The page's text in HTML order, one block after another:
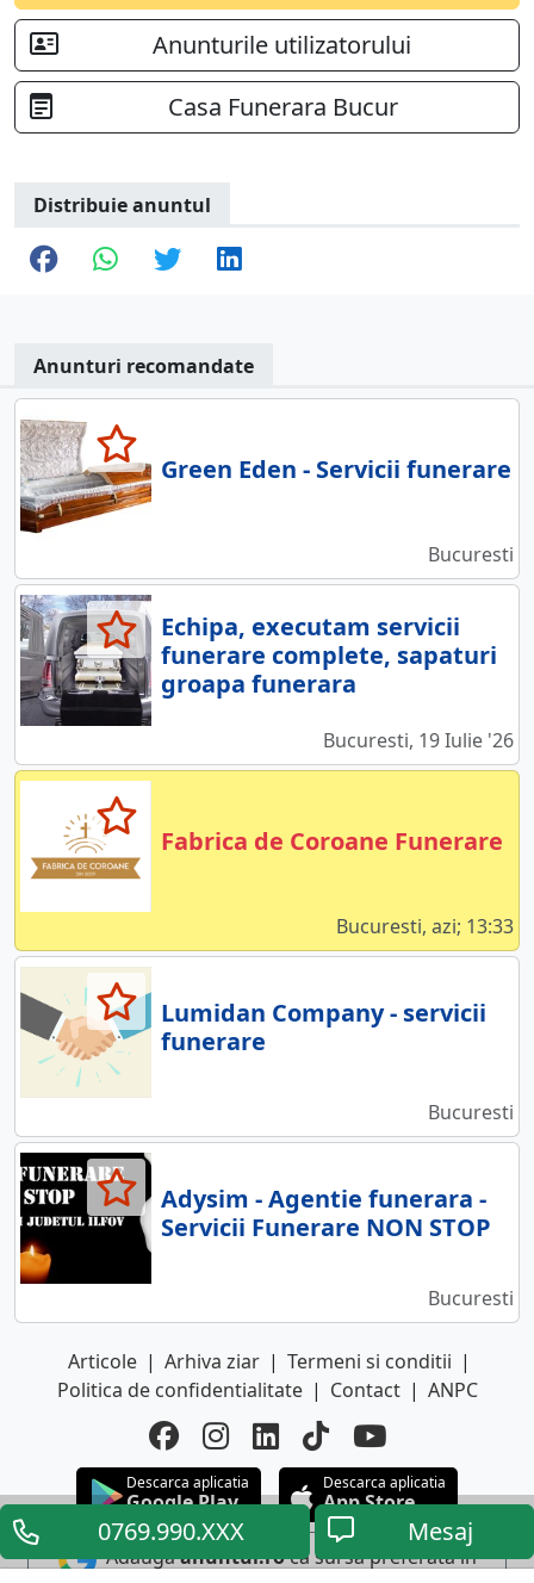
0769.990.XXX Mesaj
Anunturile utilizatorului
Casa Funerara Bucur
Distribuie anuntul
Anunturi recomandate
Green Eden - Servicii funerare
Bucuresti
Echipa, executam servicii
funerare complete, sapaturi
groapa funerara
Bucuresti, 19 Iulie '26
Fabrica de Coroane Funerare
Bucuresti, azi; 13:33
Lumidan Company - servicii
funerare
Bucuresti
Adysim - Agentie funerara -
Servicii Funerare NON STOP
Bucuresti
Articole | Arhiva ziar | Termeni si conditii |
Politica de confidentialitate | Contact | ANPC
Descarca aplicatia
Google Play
Descarca aplicatia
App Store
Adaugaanuntul.roca sursa preferata in